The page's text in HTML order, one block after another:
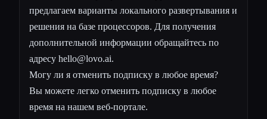
предлагаем варианты локального развертывания и
решения на базе процессоров. Для получения
дополнительной информации обращайтесь по
адресу hello@lovo.ai.
Могу ли я отменить подписку в любое время?
Вы можете легко отменить подписку в любое
время на нашем веб-портале.